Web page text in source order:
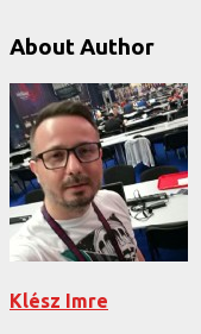
About Author
Klész Imre